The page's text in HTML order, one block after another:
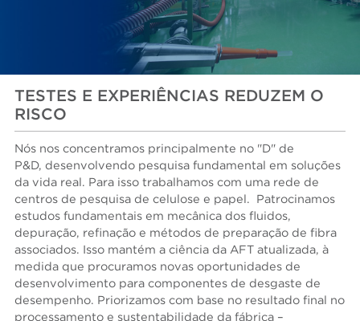
TESTES E EXPERIÊNCIAS REDUZEM O
RISCO
Nós nos concentramos principalmente no "D" de
P&D, desenvolvendo pesquisa fundamental em soluções
da vida real. Para isso trabalhamos com uma rede de
centros de pesquisa de celulose e papel. Patrocinamos
estudos fundamentais em mecânica dos fluidos,
depuração, refinação e métodos de preparação de fibra
associados. Isso mantém a ciência da AFT atualizada, à
medida que procuramos novas oportunidades de
desenvolvimento para componentes de desgaste de
desempenho. Priorizamos com base no resultado final no
processamento e sustentabilidade da fábrica –